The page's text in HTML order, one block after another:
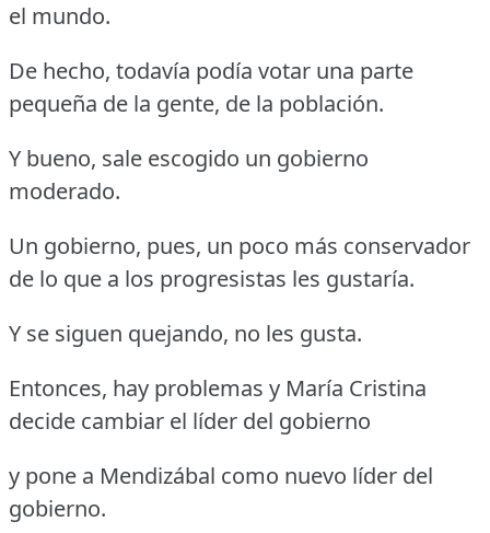
el mundo.
De hecho, todavía podía votar una parte
pequeña de la gente, de la población.
Y bueno, sale escogido un gobierno
moderado.
Un gobierno, pues, un poco más conservador
de lo que a los progresistas les gustaría.
Y se siguen quejando, no les gusta.
Entonces, hay problemas y María Cristina
decide cambiar el líder del gobierno
y pone a Mendizábal como nuevo líder del
gobierno.